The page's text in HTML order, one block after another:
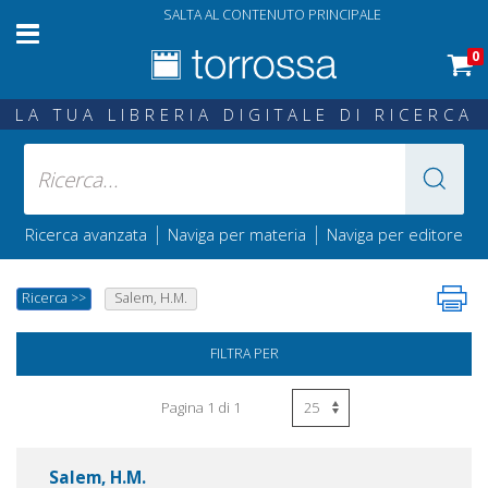
SALTA AL CONTENUTO PRINCIPALE
0
LA TUA LIBRERIA DIGITALE DI RICERCA
Ricerca avanzata | Naviga per materia | Naviga per editore
Ricerca >> Salem, H.M.
FILTRA PER
Pagina 1 di 1
Salem, H.M.